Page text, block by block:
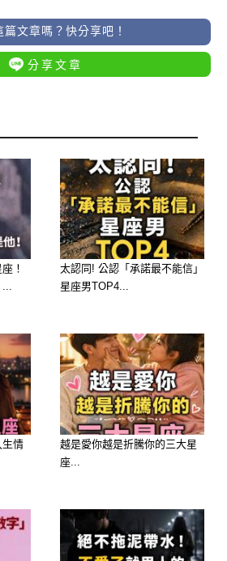
相處越甜蜜、根本分
加深、習慣成摯愛」的
座的愛是細水長流的滋
重組的加持下，他的護
爆發式升級」。
把對方的生活細節照顧
對方完全失去自理能
篇文章嗎？快分享吧！
分享文章
！
...
太認同! 公認「承諾最不能信」
星座男TOP4...
生情
越是愛你越是折騰你的三大星
座...